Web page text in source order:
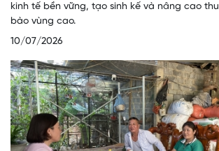
kinh tế bền vững, tạo sinh kế và nâng cao
bào vùng cao.
10/07/2026